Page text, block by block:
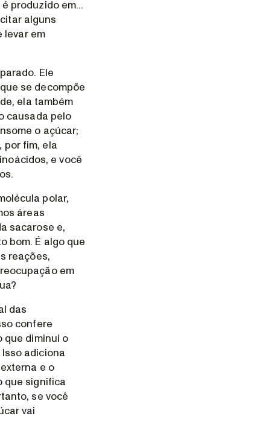
produzido em...
alguns
levar em
Ele
se decompõe
ela também
causada pelo
o açúcar;
por fim, ela
e você
polar,
áreas
sacarose e,
bom. É algo que
reações,
em
das
confere
que diminui o
adiciona
e o
que significa
se você
vai